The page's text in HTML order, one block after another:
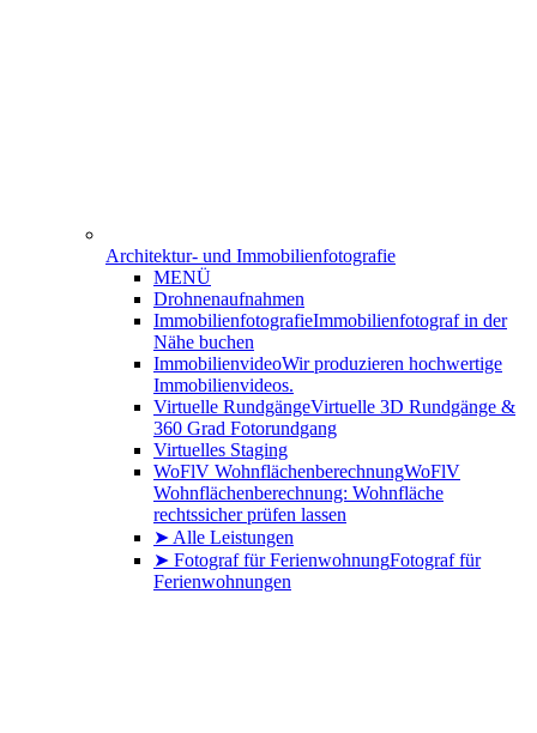
Architektur- und Immobilienfotografie
MENÜ
Drohnenaufnahmen
ImmobilienfotografieImmobilienfotograf in der
Nähe buchen
ImmobilienvideoWir produzieren hochwertige
Immobilienvideos.
Virtuelle RundgängeVirtuelle 3D Rundgänge &
360 Grad Fotorundgang
Virtuelles Staging
WoFlV WohnflächenberechnungWoFlV
Wohnflächenberechnung: Wohnfläche
rechtssicher prüfen lassen
➤ Alle Leistungen
➤ Fotograf für FerienwohnungFotograf für
Ferienwohnungen